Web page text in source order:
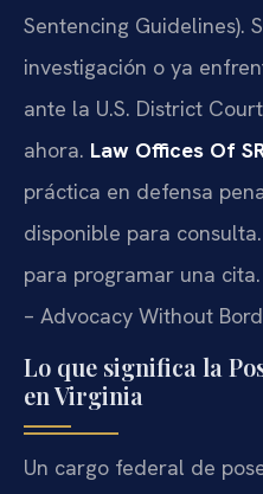
Sentencing Guidelines).
investigación o ya
ante la U.S. District
ahora. Law Offices Of
práctica en defensa
disponible para
para programar una cita.
– Advocacy Without
Lo que significa la
en Virginia
Un cargo federal de